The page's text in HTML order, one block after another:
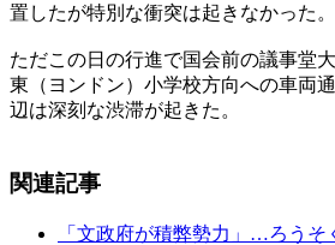
置したが特別な衝突は起きなかった。
ただこの日の行進で国会前の議事堂
東（ヨンドン）小学校方向への車両
辺は深刻な渋滞が起きた。
関連記事
「文政府が積弊勢力」…ろうそ